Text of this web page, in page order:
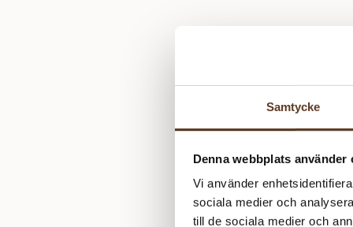
Samtycke
Denna webbplats använder
Vi använder
sociala medier och
till de sociala medier och